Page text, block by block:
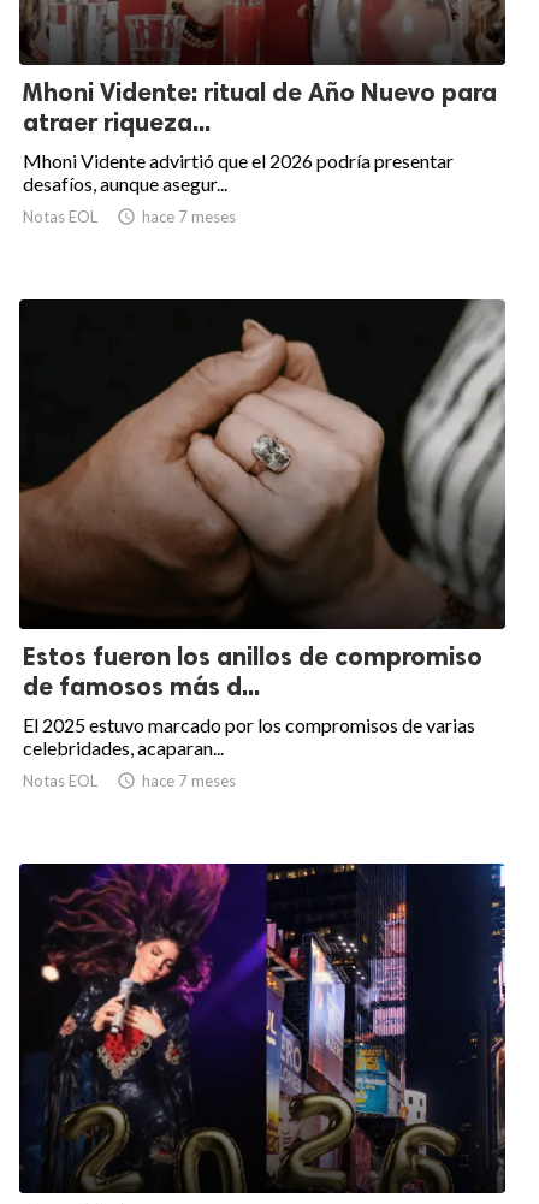
Mhoni Vidente: ritual de Año Nuevo para
atraer riqueza...
Mhoni Vidente advirtió que el 2026 podría presentar
desafíos, aunque asegur...
Notas EOL  hace 7 meses
Estos fueron los anillos de compromiso
de famosos más d...
El 2025 estuvo marcado por los compromisos de varias
celebridades, acaparan...
Notas EOL  hace 7 meses